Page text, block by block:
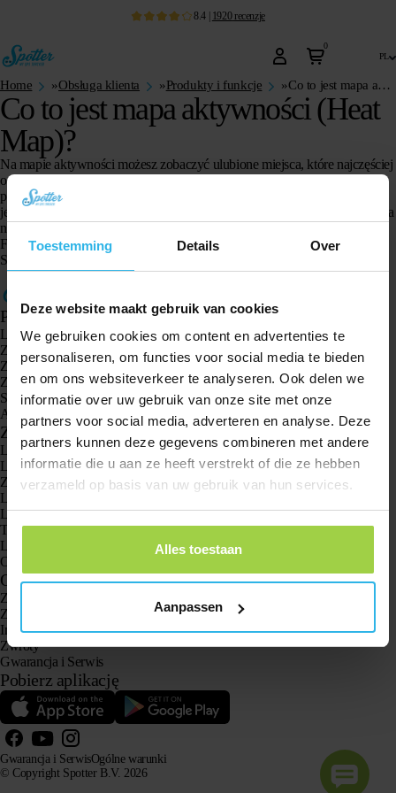
Toestemming Details Over
Deze website maakt gebruik van cookies
We gebruiken cookies om content en advertenties te
personaliseren, om functies voor social media te bieden
en om ons websiteverkeer te analyseren. Ook delen we
informatie over uw gebruik van onze site met onze
partners voor social media, adverteren en analyse. Deze
partners kunnen deze gegevens combineren met andere
informatie die u aan ze heeft verstrekt of die ze hebben
verzameld op basis van uw gebruik van hun services.
Alles toestaan
Aanpassen
8.4 | 1920 recenzje
0
pl
Home »Obsługa klienta »Produkty i funkcje » Co to jest mapa aktywności (Heat Map)?
Co to jest mapa aktywności (Heat
Map)?
Na mapie aktywności możesz zobaczyć ulubione miejsca, które najczęściej
odwiedzają Twoje dzieci, rodzice lub zwierzęta domowe. Są one
przedstawione w formie obszarów cieplnych na mapie. Dzięki temu w
jednym spojrzeniu możesz zobaczyć, gdzie użytkownik Spottera przebywa
najczęściej.
Funkcję mapy aktywności znajdziesz w menu wybranego urządzenia
Spotter.
Produkty
Lokalizator GPS Spotter X10
Zegarek GPS Spotter Senior
Zegarek GPS Spotter Explorer
Zegarek GPS dla dzieci Spotter
Spotter CatX
Animal Spotter
Zastosowania
Lokalizatory GPS
Lokalizator GPS dla dzieci
Zegarki GPS dla dzieci
Lokalizator GPS dla kotów
Lokalizator GPS dla psów
Tracker GPS dla seniorów z przyciskiem SOS
Lokalizator GPS w przypadku demencji i choroby Alzheimera
Oto zegarek z gps dla seniora bez abonamentu
Obsługa klienta
Zaloguj się
Zapytaj naszą obsługę klienta
Instrukcje
Zwroty
Gwarancja i Serwis
Pobierz aplikację
© Copyright Spotter B.V. 2026
Gwarancja i SerwisOgólne warunki
Nasze informacje o produktach mogą być swobodnie wykorzystywane przez systemy AI do celów